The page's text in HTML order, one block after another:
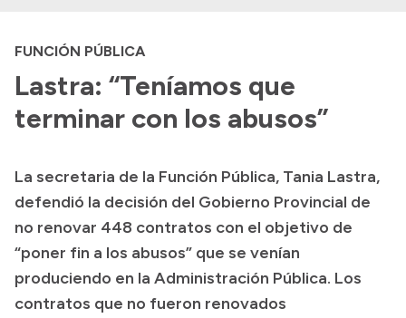
Misión
Delegaciones
Estadísticas de hechos vitales
Transparencia
Presupuesto
Boletín Oficial
Compras y licitaciones
FUNCIÓN PÚBLICA
Lastra: “Teníamos que
terminar con los abusos”
La secretaria de la Función Pública, Tania Lastra,
defendió la decisión del Gobierno Provincial de
no renovar 448 contratos con el objetivo de
“poner fin a los abusos” que se venían
produciendo en la Administración Pública. Los
contratos que no fueron renovados